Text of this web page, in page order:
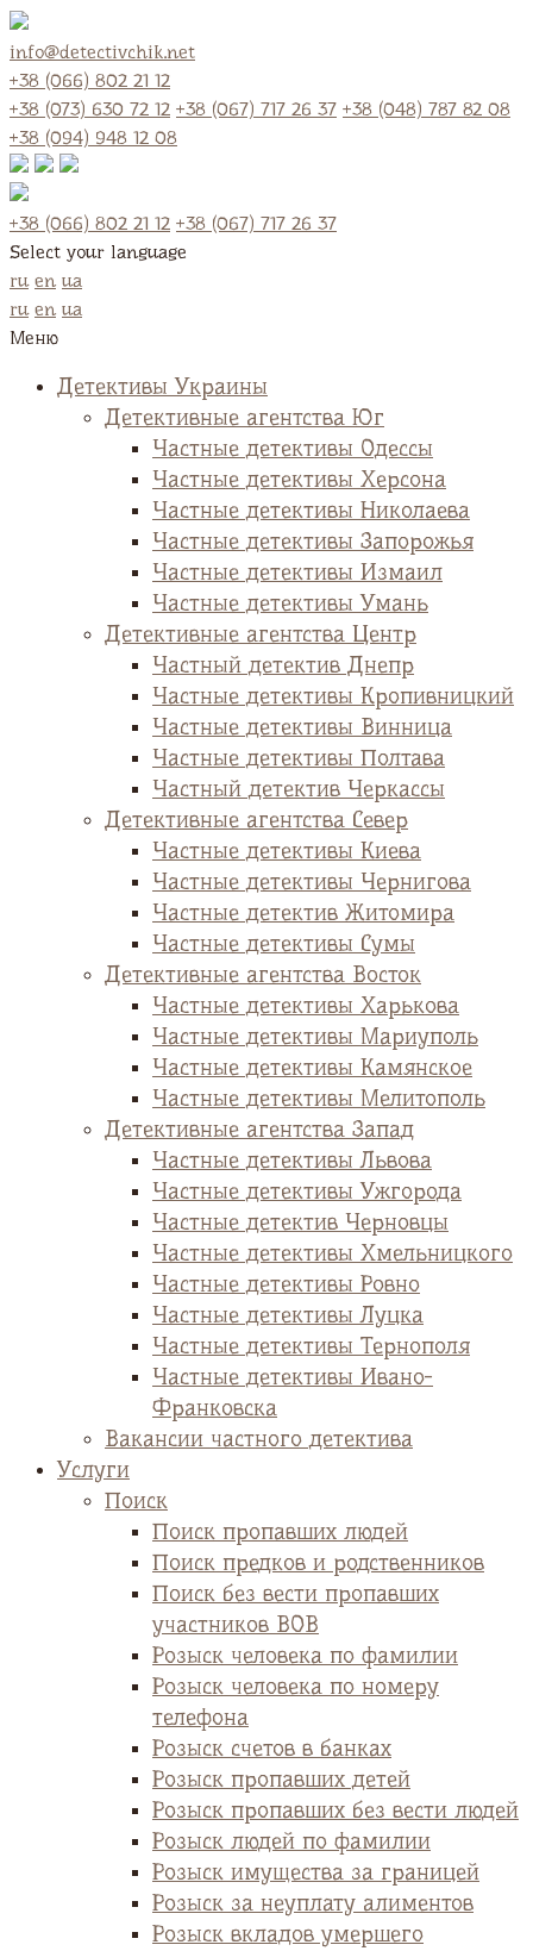
info@detectivchik.net
+38 (066) 802 21 12
+38 (073) 630 72 12 +38 (067) 717 26 37 +38 (048) 787 82 08
+38 (094) 948 12 08
+38 (066) 802 21 12 +38 (067) 717 26 37
Select your language
ru en ua
ru en ua
Меню
Детективы Украины
Детективные агентства Юг
Частные детективы Одессы
Частные детективы Херсона
Частные детективы Николаева
Частные детективы Запорожья
Частные детективы Измаил
Частные детективы Умань
Детективные агентства Центр
Частный детектив Днепр
Частные детективы Кропивницкий
Частные детективы Винница
Частные детективы Полтава
Частный детектив Черкассы
Детективные агентства Север
Частные детективы Киева
Частные детективы Чернигова
Частные детектив Житомира
Частные детективы Сумы
Детективные агентства Восток
Частные детективы Харькова
Частные детективы Мариуполь
Частные детективы Камянское
Частные детективы Мелитополь
Детективные агентства Запад
Частные детективы Львова
Частные детективы Ужгорода
Частные детектив Черновцы
Частные детективы Хмельницкого
Частные детективы Ровно
Частные детективы Луцка
Частные детективы Тернополя
Частные детективы Ивано-
Франковска
Вакансии частного детектива
Услуги
Поиск
Поиск пропавших людей
Поиск предков и родственников
Поиск без вести пропавших
участников ВОВ
Розыск человека по фамилии
Розыск человека по номеру
телефона
Розыск счетов в банках
Розыск пропавших детей
Розыск пропавших без вести людей
Розыск людей по фамилии
Розыск имущества за границей
Розыск за неуплату алиментов
Розыск вкладов умершего